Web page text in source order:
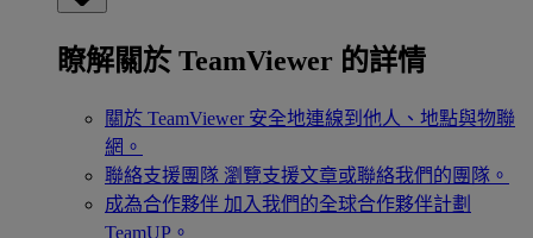
瞭解關於 TeamViewer 的詳情
關於 TeamViewer 安全地連線到他人、地點與物聯
網。
聯絡支援團隊 瀏覽支援文章或聯絡我們的團隊。
成為合作夥伴 加入我們的全球合作夥伴計劃
TeamUP。